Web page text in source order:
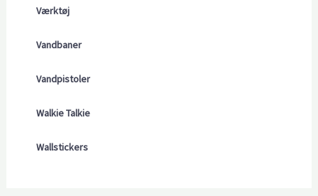
Værktøj
Vandbaner
Vandpistoler
Walkie Talkie
Wallstickers